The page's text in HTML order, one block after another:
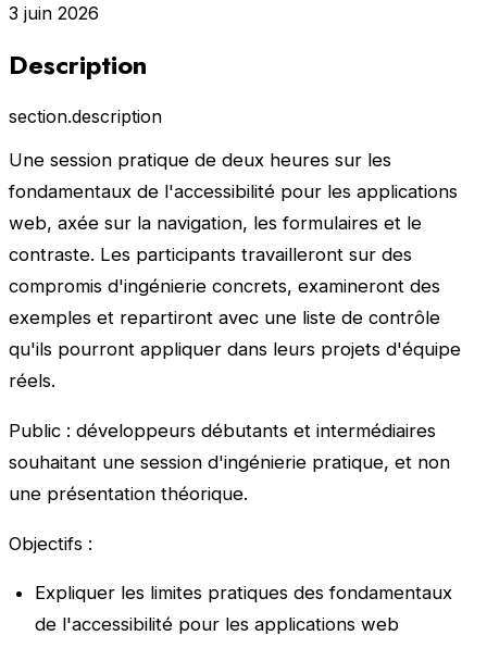
3 juin 2026
Description
section.description
Une session pratique de deux heures sur les
fondamentaux de l'accessibilité pour les applications
web, axée sur la navigation, les formulaires et le
contraste. Les participants travailleront sur des
compromis d'ingénierie concrets, examineront des
exemples et repartiront avec une liste de contrôle
qu'ils pourront appliquer dans leurs projets d'équipe
réels.
Public : développeurs débutants et intermédiaires
souhaitant une session d'ingénierie pratique, et non
une présentation théorique.
Objectifs :
Expliquer les limites pratiques des fondamentaux
de l'accessibilité pour les applications web